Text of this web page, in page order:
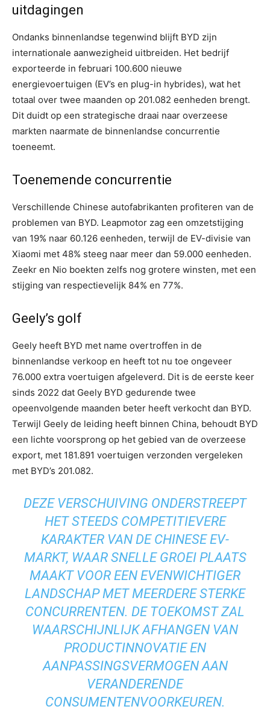
uitdagingen
Ondanks binnenlandse tegenwind blijft BYD zijn
internationale aanwezigheid uitbreiden. Het bedrijf
exporteerde in februari 100.600 nieuwe
energievoertuigen (EV’s en plug-in hybrides), wat het
totaal over twee maanden op 201.082 eenheden brengt.
Dit duidt op een strategische draai naar overzeese
markten naarmate de binnenlandse concurrentie
toeneemt.
Toenemende concurrentie
Verschillende Chinese autofabrikanten profiteren van de
problemen van BYD. Leapmotor zag een omzetstijging
van 19% naar 60.126 eenheden, terwijl de EV-divisie van
Xiaomi met 48% steeg naar meer dan 59.000 eenheden.
Zeekr en Nio boekten zelfs nog grotere winsten, met een
stijging van respectievelijk 84% en 77%.
Geely’s golf
Geely heeft BYD met name overtroffen in de
binnenlandse verkoop en heeft tot nu toe ongeveer
76.000 extra voertuigen afgeleverd. Dit is de eerste keer
sinds 2022 dat Geely BYD gedurende twee
opeenvolgende maanden beter heeft verkocht dan BYD.
Terwijl Geely de leiding heeft binnen China, behoudt BYD
een lichte voorsprong op het gebied van de overzeese
export, met 181.891 voertuigen verzonden vergeleken
met BYD’s 201.082.
DEZE VERSCHUIVING ONDERSTREEPT
HET STEEDS COMPETITIEVERE
KARAKTER VAN DE CHINESE EV-
MARKT, WAAR SNELLE GROEI PLAATS
MAAKT VOOR EEN EVENWICHTIGER
LANDSCHAP MET MEERDERE STERKE
CONCURRENTEN. DE TOEKOMST ZAL
WAARSCHIJNLIJK AFHANGEN VAN
PRODUCTINNOVATIE EN
AANPASSINGSVERMOGEN AAN
VERANDERENDE
CONSUMENTENVOORKEUREN.